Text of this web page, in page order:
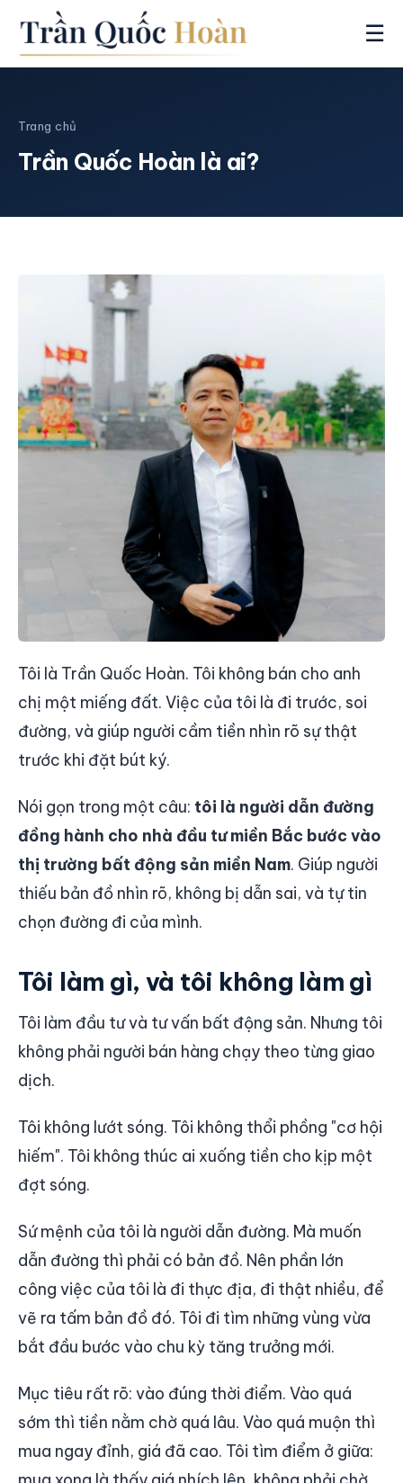
☰
Trang chủ
Trần Quốc Hoàn là ai?
Tôi là Trần Quốc Hoàn. Tôi không bán cho anh
chị một miếng đất. Việc của tôi là đi trước, soi
đường, và giúp người cầm tiền nhìn rõ sự thật
trước khi đặt bút ký.
Nói gọn trong một câu: tôi là người dẫn đường
đồng hành cho nhà đầu tư miền Bắc bước vào
thị trường bất động sản miền Nam. Giúp người
thiếu bản đồ nhìn rõ, không bị dẫn sai, và tự tin
chọn đường đi của mình.
Tôi làm gì, và tôi không làm gì
Tôi làm đầu tư và tư vấn bất động sản. Nhưng tôi
không phải người bán hàng chạy theo từng giao
dịch.
Tôi không lướt sóng. Tôi không thổi phồng "cơ hội
hiếm". Tôi không thúc ai xuống tiền cho kịp một
đợt sóng.
Sứ mệnh của tôi là người dẫn đường. Mà muốn
dẫn đường thì phải có bản đồ. Nên phần lớn
công việc của tôi là đi thực địa, đi thật nhiều, để
vẽ ra tấm bản đồ đó. Tôi đi tìm những vùng vừa
bắt đầu bước vào chu kỳ tăng trưởng mới.
Mục tiêu rất rõ: vào đúng thời điểm. Vào quá
sớm thì tiền nằm chờ quá lâu. Vào quá muộn thì
mua ngay đỉnh, giá đã cao. Tôi tìm điểm ở giữa: